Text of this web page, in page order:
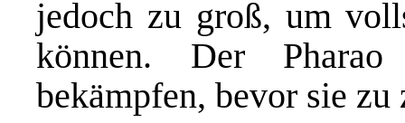
jedoch zu groß, um
können. Der
bekämpfen, bevor sie